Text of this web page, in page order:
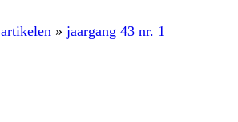
artikelen » jaargang 43 nr. 1